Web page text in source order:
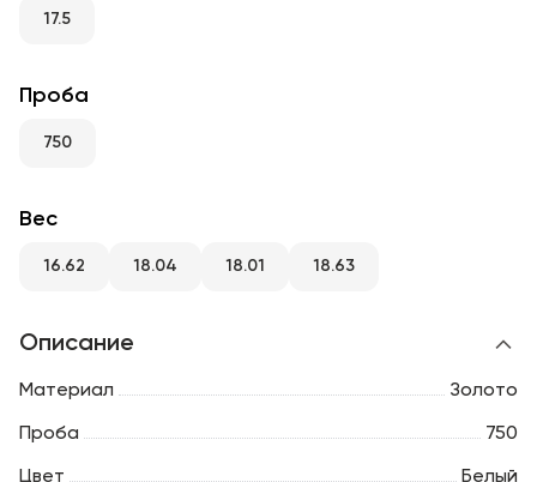
RU
17.5
Проба
750
Вес
16.62 18.04 18.01 18.63
Описание
Материал Золото
Проба 750
Цвет Белый